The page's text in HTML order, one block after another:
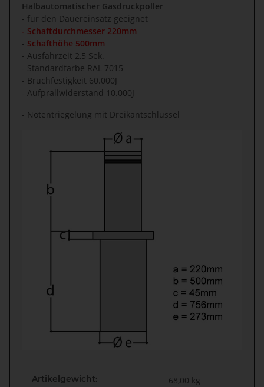
Halbautomatischer Gasdruckpoller
- für den Dauereinsatz geeignet
- Schaftdurchmesser 220mm
- Schafthöhe 500mm
- Ausfahrzeit 2,5 Sek.
- Standardfarbe RAL 7015
- Bruchfestigkeit 60.000J
- Aufprallwiderstand 10.000J
- Notentriegelung mit Dreikantschlüssel
Artikelgewicht: 68,00 kg